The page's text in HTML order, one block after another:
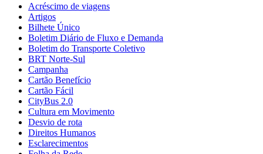
Acréscimo de viagens
Artigos
Bilhete Único
Boletim Diário de Fluxo e Demanda
Boletim do Transporte Coletivo
BRT Norte-Sul
Campanha
Cartão Benefício
Cartão Fácil
CityBus 2.0
Cultura em Movimento
Desvio de rota
Direitos Humanos
Esclarecimentos